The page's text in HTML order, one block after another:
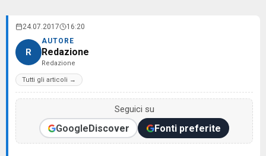
24.07.2017 16:20
R
AUTORE
Redazione
Redazione
Tutti gli articoli →
Seguici su
GoogleDiscover Fonti preferite